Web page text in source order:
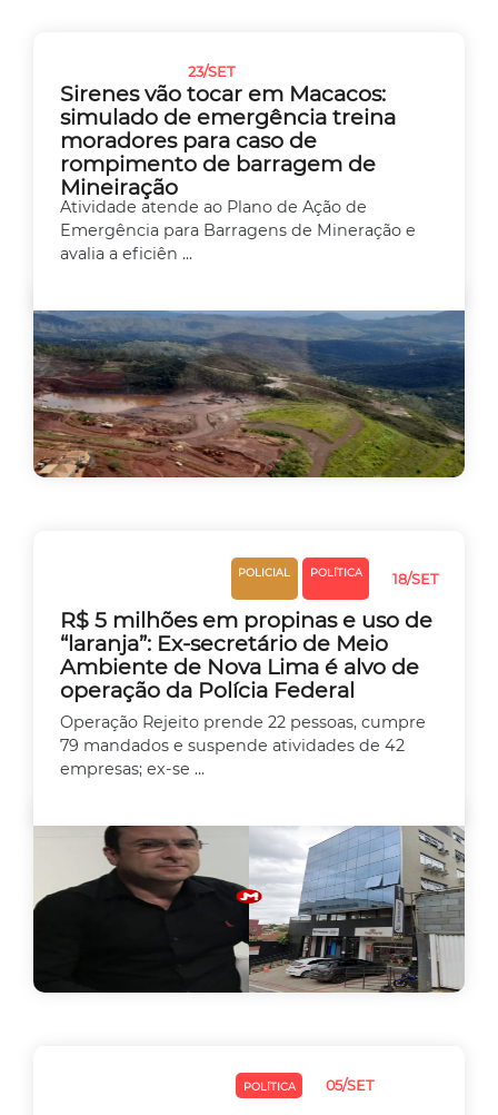
23/SET
Sirenes vão tocar em Macacos:
simulado de emergência treina
moradores para caso de
rompimento de barragem de
Mineiração
Atividade atende ao Plano de Ação de
Emergência para Barragens de Mineração e
avalia a eficiên ...
POLICIAL POLÍTICA 18/SET
R$ 5 milhões em propinas e uso de
“laranja”: Ex-secretário de Meio
Ambiente de Nova Lima é alvo de
operação da Polícia Federal
Operação Rejeito prende 22 pessoas, cumpre
79 mandados e suspende atividades de 42
empresas; ex-se ...
POLÍTICA 05/SET